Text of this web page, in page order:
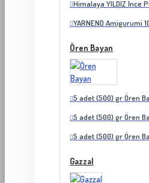
Himalaya YILDIZ İnce
YARNEND Amigurumi
Ören Bayan
5 adet (500) gr Ören
5 adet (500) gr Ören
5 adet (500) gr Ören
Gazzal